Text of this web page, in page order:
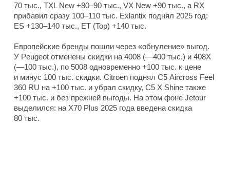
70 тыс., TXL New +80–90 тыс., VX New +90 тыс., а RX
прибавил сразу 100–110 тыс. Exlantix поднял 2025 год:
ES +130–140 тыс., ET (Top) +140 тыс.
Европейские бренды пошли через «обнуление» выгод.
У Peugeot отменены скидки на 4008 (—400 тыс.) и 408X
(—100 тыс.), по 5008 одновременно +100 тыс. к цене
и минус 100 тыс. скидки. Citroen поднял C5 Aircross Feel
360 RU на +100 тыс. и убрал скидку, C5 X Shine также
+100 тыс. и без прежней выгоды. На этом фоне Jetour
выделился: на X70 Plus 2025 года введена скидка
80 тыс.